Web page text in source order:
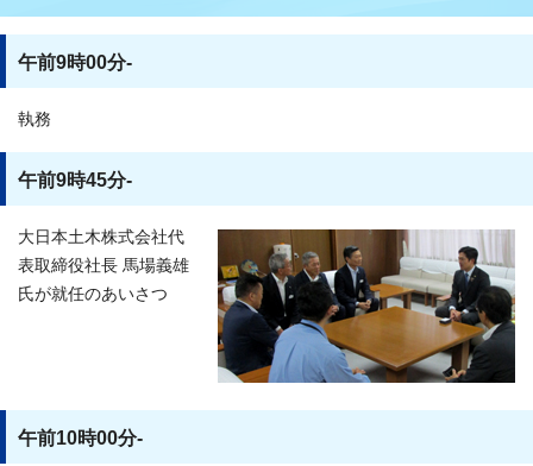
午前9時00分-
執務
午前9時45分-
大日本土木株式会社代
表取締役社長 馬場義雄
氏が就任のあいさつ
午前10時00分-